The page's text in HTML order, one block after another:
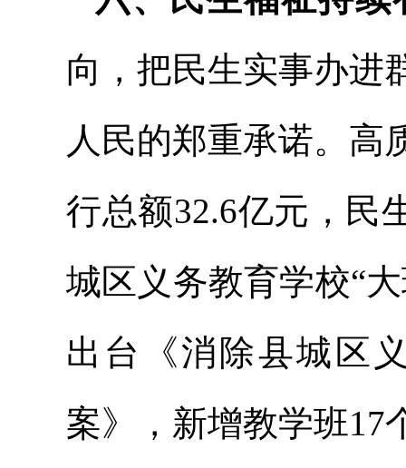
向，把民生实事办进
人民的郑重承诺。高
行总额32.6亿元，民
城区义务教育学校“
出台《消除县城区
案》，新增教学班17